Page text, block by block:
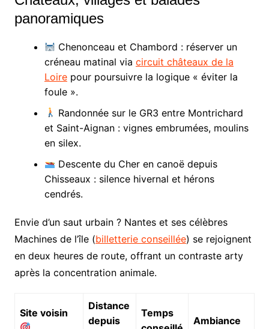
panoramiques
Chenonceau et Chambord : réserver un
créneau matinal via circuit châteaux de la
Loirepour poursuivre la logique « éviter la
foule ».
Randonnée sur le GR3 entre Montrichard
et Saint-Aignan : vignes embrumées, moulins
en silex.
Descente du Cher en canoë depuis
Chisseaux : silence hivernal et hérons
cendrés.
Envie d’un saut urbain ? Nantes et ses célèbres
Machines de l’île (billetterie conseillée) se rejoignent
en deux heures de route, offrant un contraste arty
après la concentration animale.
Site voisin
Distance
depuis
Temps
Ambiance